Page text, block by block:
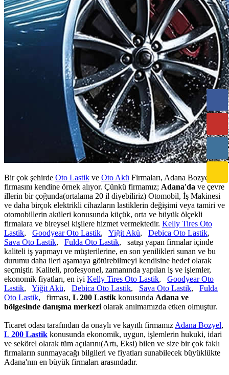
Bir çok şehirde Oto Lastik ve Oto Akü Firmaları, Adana Bozyel
firmasını kendine örnek alıyor. Çünkü firmamız; Adana'da ve çevre
illerin bir çoğunda(ortalama 20 il diyebiliriz) Otomobil, İş Makinesi
ve daha birçok elektrikli cihazların lastiklerin değişimi veya tamiri ve
otomobillerin aküleri konusunda küçük, orta ve büyük ölçekli
firmalara ve bireysel kişilere hizmet vermektedir. Kelly Tires Oto
Lastik, Goodyear Oto Lastik, Yiğit Akü, Debica Oto Lastik,
Sava Oto Lastik, Fulda Oto Lastik, satışı yapan firmalar içinde
kaliteli iş yapmayı ve müşterilerine, en son yenilikleri sunan ve bu
durumu daha ileri aşamaya götürebilmeyi kendisine hedef olarak
seçmiştir. Kaliteli, profesyonel, zamanında yapılan iş ve işlemler,
ekonomik fiyatları, en iyi Kelly Tires Oto Lastik, Goodyear Oto
Lastik, Yiğit Akü, Debica Oto Lastik, Sava Oto Lastik, Fulda
Oto Lastik, firması, L 200 Lastik konusunda Adana ve
bölgesinde danışma merkezi olarak anılmamızda etken olmuştur.
Ticaret odası tarafından da onaylı ve kayıtlı firmamız Adana Bozyel,
L 200 Lastik konusunda ekonomik, uygun, işlemlerin hukuki, idari
ve sekörel olarak tüm açılarını(Artı, Eksi) bilen ve size bir çok faklı
firmaların sunmayacağı bilgileri ve fiyatları sunabilecek büyüklükte
Adana'nın en büyük firmaları arasındadır.